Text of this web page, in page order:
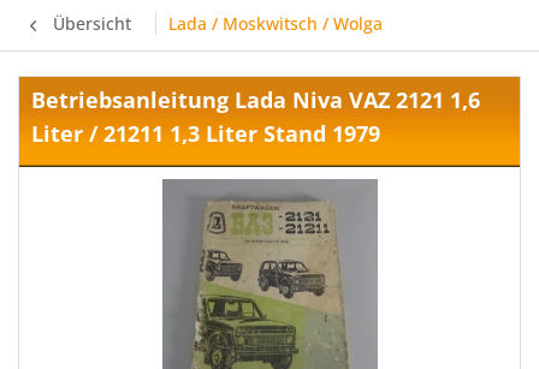
Übersicht Lada / Moskwitsch / Wolga
Betriebsanleitung Lada Niva VAZ 2121 1,6
Liter / 21211 1,3 Liter Stand 1979